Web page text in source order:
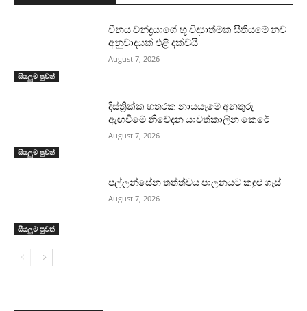
සියලුම පුවත්
චීනය චන්ද්‍රයාගේ භූ විද්‍යාත්මක සිතියමේ නව
අනුවාදයක් එළි දක්වයි
August 7, 2026
සියලුම පුවත්
දිස්ත්‍රික්ක හතරක නායයෑමේ අනතුරු
ඇඟවීමේ නිවේදන යාවත්කාලීන කෙරේ
August 7, 2026
සියලුම පුවත්
පල්ලන්සේන තත්ත්වය පාලනයට කඳුළු ගෑස්
August 7, 2026